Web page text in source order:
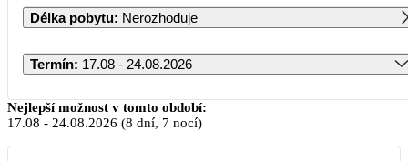
Délka pobytu: Nerozhoduje
Termín: 17.08 - 24.08.2026
Srpen 2026
PO ÚT ST ČT PÁ SO NE
Nejlepší možnost v tomto období:
17.08 - 24.08.2026 (8 dní, 7 nocí)